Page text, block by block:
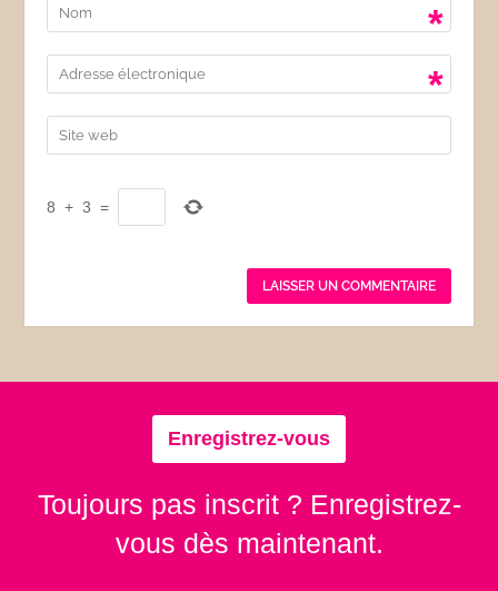
*
*
8 + 3 =
Enregistrez-vous
Toujours pas inscrit ? Enregistrez-
vous dès maintenant.